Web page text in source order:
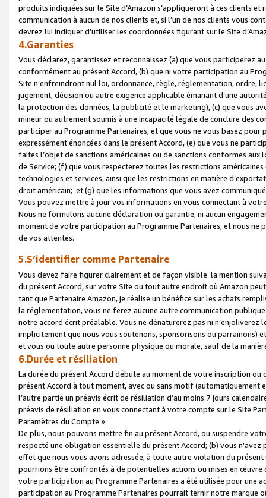
produits indiquées sur le Site d’Amazon s’appliqueront à ces clients
communication à aucun de nos clients et, si l’un de nos clients vous
devrez lui indiquer d’utiliser les coordonnées figurant sur le Site
4.Garanties
Vous déclarez, garantissez et reconnaissez (a) que vous participerez
conformément au présent Accord, (b) que ni votre participation au
Site n’enfreindront nul loi, ordonnance, règle, réglementation, ordre,
jugement, décision ou autre exigence applicable émanant d’une
la protection des données, la publicité et le marketing), (c) que vous
mineur ou autrement soumis à une incapacité légale de conclure des
participer au Programme Partenaires, et que vous ne vous basez
expressément énoncées dans le présent Accord, (e) que vous ne
faites l’objet de sanctions américaines ou de sanctions conformes
de Service; (f) que vous respecterez toutes les restrictions
technologies et services, ainsi que les restrictions en matière
droit américain; et (g) que les informations que vous avez
Vous pouvez mettre à jour vos informations en vous connectant à
Nous ne formulons aucune déclaration ou garantie, ni aucun
moment de votre participation au Programme Partenaires, et nous
de vos attentes.
5.S’identifier comme Partenaire
Vous devez faire figurer clairement et de façon visible la mention
du présent Accord, sur votre Site ou tout autre endroit où Amazon
tant que Partenaire Amazon, je réalise un bénéfice sur les achats
la réglementation, vous ne ferez aucune autre communication
notre accord écrit préalable. Vous ne dénaturerez pas ni
implicitement que nous vous soutenons, sponsorisons ou parrainons)
et vous ou toute autre personne physique ou morale, sauf de la
6.Durée et résiliation
La durée du présent Accord débute au moment de votre inscription
présent Accord à tout moment, avec ou sans motif (automatiquement
l’autre partie un préavis écrit de résiliation d’au moins 7 jours
préavis de résiliation en vous connectant à votre compte sur le Site
Paramètres du Compte ».
De plus, nous pouvons mettre fin au présent Accord, ou suspendre
respecté une obligation essentielle du présent Accord; (b) vous
effet que nous vous avons adressée, à toute autre violation du
pourrions être confrontés à de potentielles actions ou mises en
votre participation au Programme Partenaires a été utilisée pour une
participation au Programme Partenaires pourrait ternir notre marque